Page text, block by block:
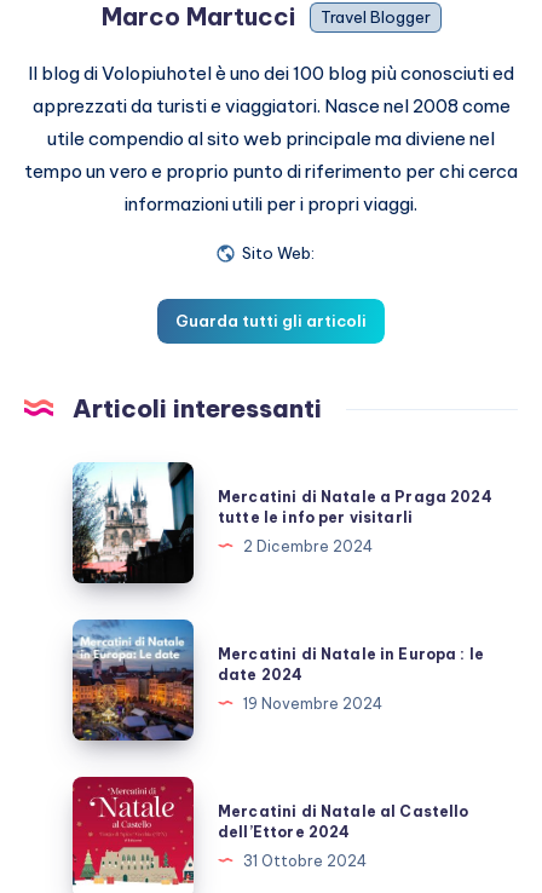
Marco Martucci Travel Blogger
Il blog di Volopiuhotel è uno dei 100 blog più conosciuti ed
apprezzati da turisti e viaggiatori. Nasce nel 2008 come
utile compendio al sito web principale ma diviene nel
tempo un vero e proprio punto di riferimento per chi cerca
informazioni utili per i propri viaggi.
Sito Web:
Guarda tutti gli articoli
Articoli interessanti
Mercatini
di
Natale
a
Praga
2024
tutte
le
info
per
visitarli
Mercatini di Natale a Praga 2024
tutte le info per visitarli
2 Dicembre 2024
Mercatini
di
Natale
in
Europa
:
date
2024
Mercatini di Natale in Europa : le
date 2024
19 Novembre 2024
Mercatini
di
Natale
al
Mercatini di Natale al Castello
dell’Ettore 2024
31 Ottobre 2024